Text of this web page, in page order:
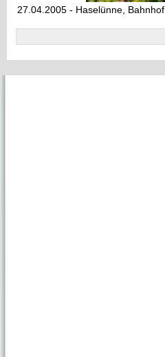
27.04.2005 - Haselünne, Bahnhof